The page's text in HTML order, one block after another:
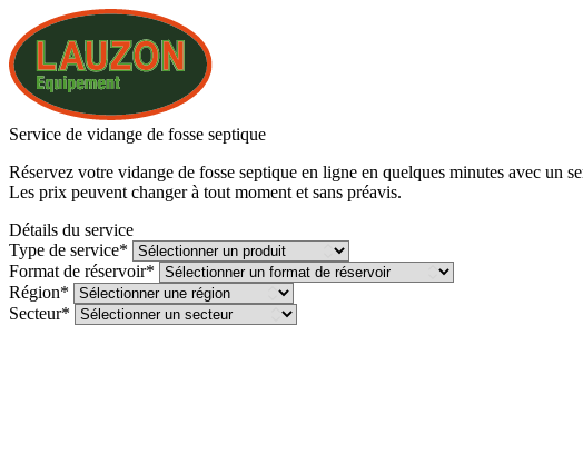
Service de vidange de fosse septique
Réservez votre vidange de fosse septique en ligne en quelques minutes avec un
Les prix peuvent changer à tout moment et sans préavis.
Détails du service
Type de service*
Format de réservoir*
Région*
Secteur*